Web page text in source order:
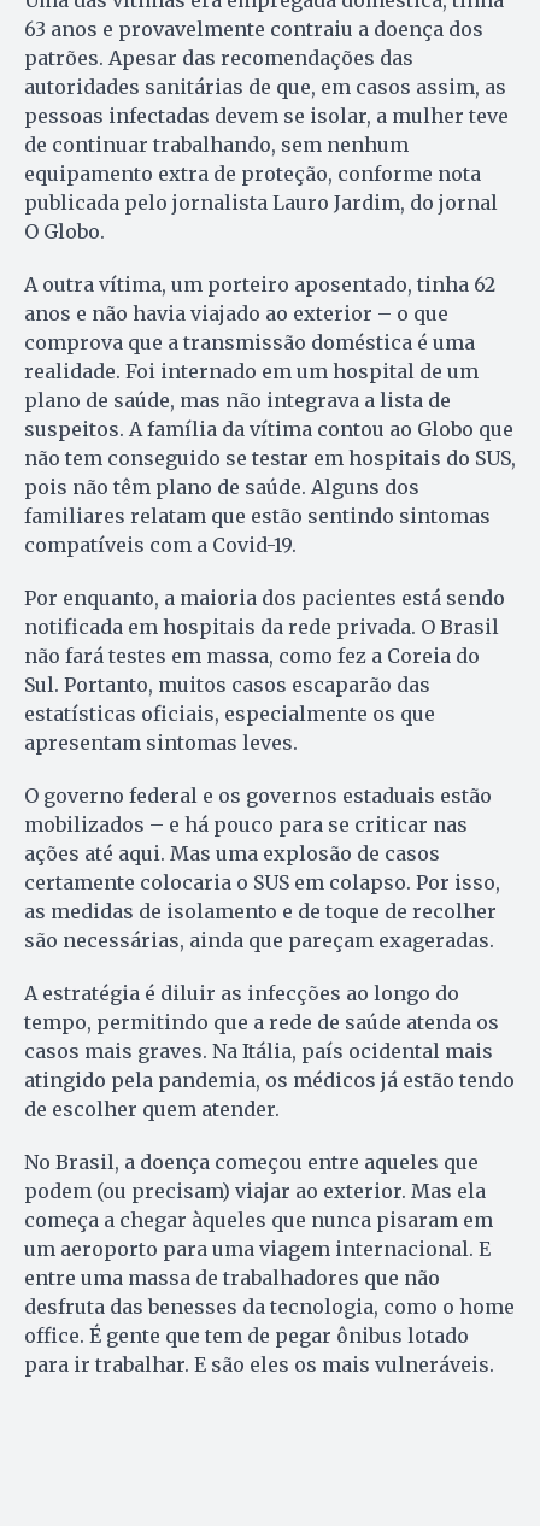
63 anos e provavelmente contraiu a doença dos
patrões. Apesar das recomendações das
autoridades sanitárias de que, em casos assim, as
pessoas infectadas devem se isolar, a mulher teve
de continuar trabalhando, sem nenhum
equipamento extra de proteção, conforme nota
publicada pelo jornalista Lauro Jardim, do jornal
O Globo.
A outra vítima, um porteiro aposentado, tinha 62
anos e não havia viajado ao exterior – o que
comprova que a transmissão doméstica é uma
realidade. Foi internado em um hospital de um
plano de saúde, mas não integrava a lista de
suspeitos. A família da vítima contou ao Globo que
não tem conseguido se testar em hospitais do SUS,
pois não têm plano de saúde. Alguns dos
familiares relatam que estão sentindo sintomas
compatíveis com a Covid-19.
Por enquanto, a maioria dos pacientes está sendo
notificada em hospitais da rede privada. O Brasil
não fará testes em massa, como fez a Coreia do
Sul. Portanto, muitos casos escaparão das
estatísticas oficiais, especialmente os que
apresentam sintomas leves.
O governo federal e os governos estaduais estão
mobilizados – e há pouco para se criticar nas
ações até aqui. Mas uma explosão de casos
certamente colocaria o SUS em colapso. Por isso,
as medidas de isolamento e de toque de recolher
são necessárias, ainda que pareçam exageradas.
A estratégia é diluir as infecções ao longo do
tempo, permitindo que a rede de saúde atenda os
casos mais graves. Na Itália, país ocidental mais
atingido pela pandemia, os médicos já estão tendo
de escolher quem atender.
No Brasil, a doença começou entre aqueles que
podem (ou precisam) viajar ao exterior. Mas ela
começa a chegar àqueles que nunca pisaram em
um aeroporto para uma viagem internacional. E
entre uma massa de trabalhadores que não
desfruta das benesses da tecnologia, como o home
office. É gente que tem de pegar ônibus lotado
para ir trabalhar. E são eles os mais vulneráveis.